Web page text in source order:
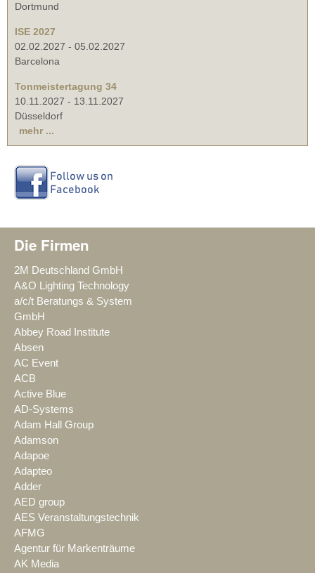
Dortmund
ISE 2027
02.02.2027 - 05.02.2027
Barcelona
Tonmeistertagung 34
10.11.2027 - 13.11.2027
Düsseldorf
mehr ...
Die Firmen
2M Deutschland GmbH
A&O Lighting Technology
a/c/t Beratungs & System
GmbH
Abbey Road Institute
Absen
AC Event
ACB
Active Blue
AD-Systems
Adam Hall Group
Adamson
Adapoe
Adapteo
Adder
AED group
AES Veranstaltungstechnik
AFMG
Agentur für Markenträume
AK Media